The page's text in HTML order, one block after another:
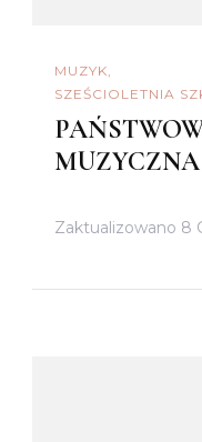
MUZYK
SZEŚCIOLETNIA
Zaktualizowano 8